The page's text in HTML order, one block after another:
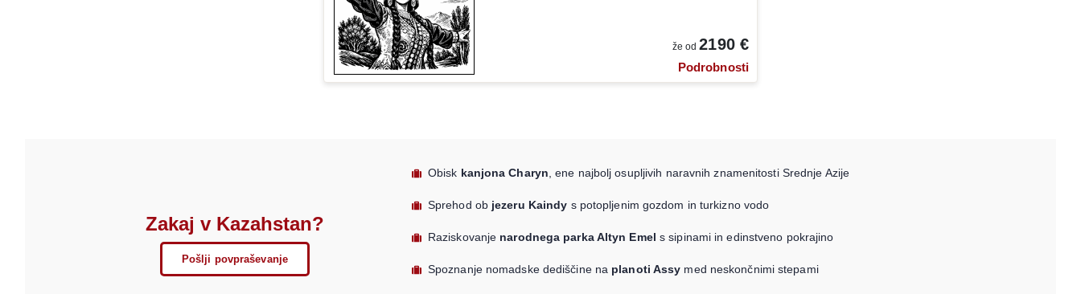
že od2190 €
Podrobnosti
Zakaj v Kazahstan?
Pošlji povpraševanje
Obisk kanjona Charyn, ene najbolj osupljivih naravnih znamenitosti Srednje Azije
Sprehod ob jezeru Kaindy s potopljenim gozdom in turkizno vodo
Raziskovanje narodnega parka Altyn Emel s sipinami in edinstveno pokrajino
Spoznanje nomadske dediščine na planoti Assy med neskončnimi stepami